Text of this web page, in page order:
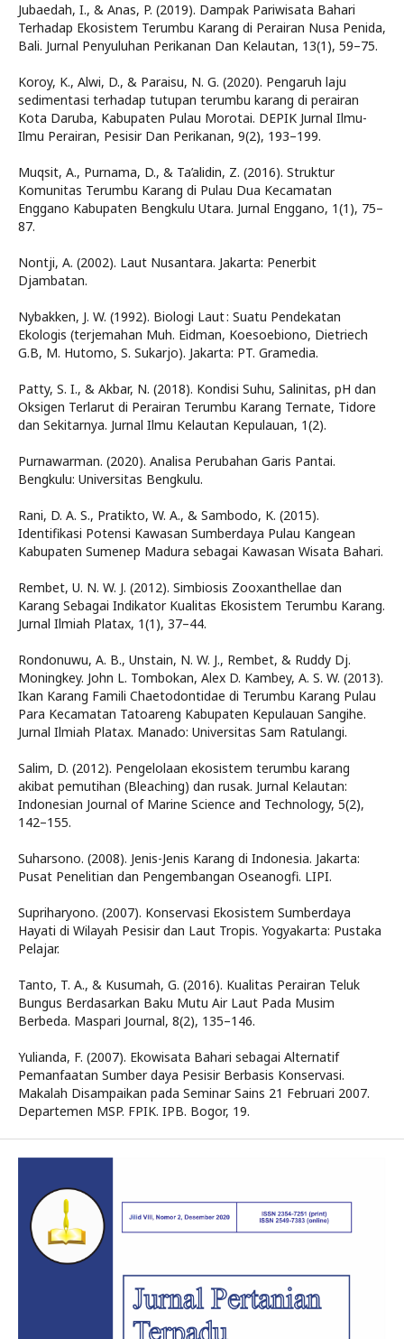
Jubaedah, I., & Anas, P. (2019). Dampak Pariwisata Bahari
Terhadap Ekosistem Terumbu Karang di Perairan Nusa Penida,
Bali. Jurnal Penyuluhan Perikanan Dan Kelautan, 13(1), 59–75.
Koroy, K., Alwi, D., & Paraisu, N. G. (2020). Pengaruh laju
sedimentasi terhadap tutupan terumbu karang di perairan
Kota Daruba, Kabupaten Pulau Morotai. DEPIK Jurnal Ilmu-
Ilmu Perairan, Pesisir Dan Perikanan, 9(2), 193–199.
Muqsit, A., Purnama, D., & Ta’alidin, Z. (2016). Struktur
Komunitas Terumbu Karang di Pulau Dua Kecamatan
Enggano Kabupaten Bengkulu Utara. Jurnal Enggano, 1(1), 75–
87.
Nontji, A. (2002). Laut Nusantara. Jakarta: Penerbit
Djambatan.
Nybakken, J. W. (1992). Biologi Laut : Suatu Pendekatan
Ekologis (terjemahan Muh. Eidman, Koesoebiono, Dietriech
G.B, M. Hutomo, S. Sukarjo). Jakarta: PT. Gramedia.
Patty, S. I., & Akbar, N. (2018). Kondisi Suhu, Salinitas, pH dan
Oksigen Terlarut di Perairan Terumbu Karang Ternate, Tidore
dan Sekitarnya. Jurnal Ilmu Kelautan Kepulauan, 1(2).
Purnawarman. (2020). Analisa Perubahan Garis Pantai.
Bengkulu: Universitas Bengkulu.
Rani, D. A. S., Pratikto, W. A., & Sambodo, K. (2015).
Identifikasi Potensi Kawasan Sumberdaya Pulau Kangean
Kabupaten Sumenep Madura sebagai Kawasan Wisata Bahari.
Rembet, U. N. W. J. (2012). Simbiosis Zooxanthellae dan
Karang Sebagai Indikator Kualitas Ekosistem Terumbu Karang.
Jurnal Ilmiah Platax, 1(1), 37–44.
Rondonuwu, A. B., Unstain, N. W. J., Rembet, & Ruddy Dj.
Moningkey. John L. Tombokan, Alex D. Kambey, A. S. W. (2013).
Ikan Karang Famili Chaetodontidae di Terumbu Karang Pulau
Para Kecamatan Tatoareng Kabupaten Kepulauan Sangihe.
Jurnal Ilmiah Platax. Manado: Universitas Sam Ratulangi.
Salim, D. (2012). Pengelolaan ekosistem terumbu karang
akibat pemutihan (Bleaching) dan rusak. Jurnal Kelautan:
Indonesian Journal of Marine Science and Technology, 5(2),
142–155.
Suharsono. (2008). Jenis-Jenis Karang di Indonesia. Jakarta:
Pusat Penelitian dan Pengembangan Oseanogfi. LIPI.
Supriharyono. (2007). Konservasi Ekosistem Sumberdaya
Hayati di Wilayah Pesisir dan Laut Tropis. Yogyakarta: Pustaka
Pelajar.
Tanto, T. A., & Kusumah, G. (2016). Kualitas Perairan Teluk
Bungus Berdasarkan Baku Mutu Air Laut Pada Musim
Berbeda. Maspari Journal, 8(2), 135–146.
Yulianda, F. (2007). Ekowisata Bahari sebagai Alternatif
Pemanfaatan Sumber daya Pesisir Berbasis Konservasi.
Makalah Disampaikan pada Seminar Sains 21 Februari 2007.
Departemen MSP. FPIK. IPB. Bogor, 19.